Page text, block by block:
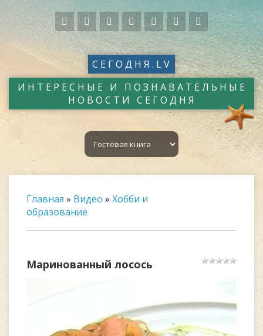
СЕГОДНЯ.LV
ИНТЕРЕСНЫЕ И ПОЗНАВАТЕЛЬНЫЕ
НОВОСТИ СЕГОДНЯ
Главная » Видео » Хобби и
образование
Маринованный лосось